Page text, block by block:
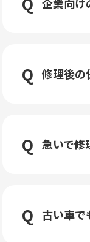
企業向け
修理後の
急いで修
古い車で